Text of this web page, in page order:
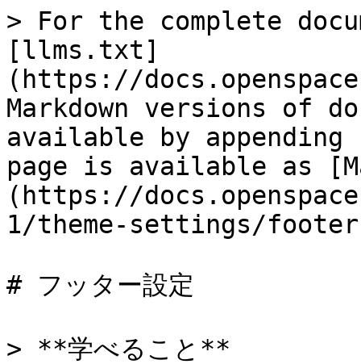
> For the complete
[llms.txt]
(https://
Markdown versions of
available by
page is available as
(https://
1/theme-settings/
# フッター設定
> **学べること**